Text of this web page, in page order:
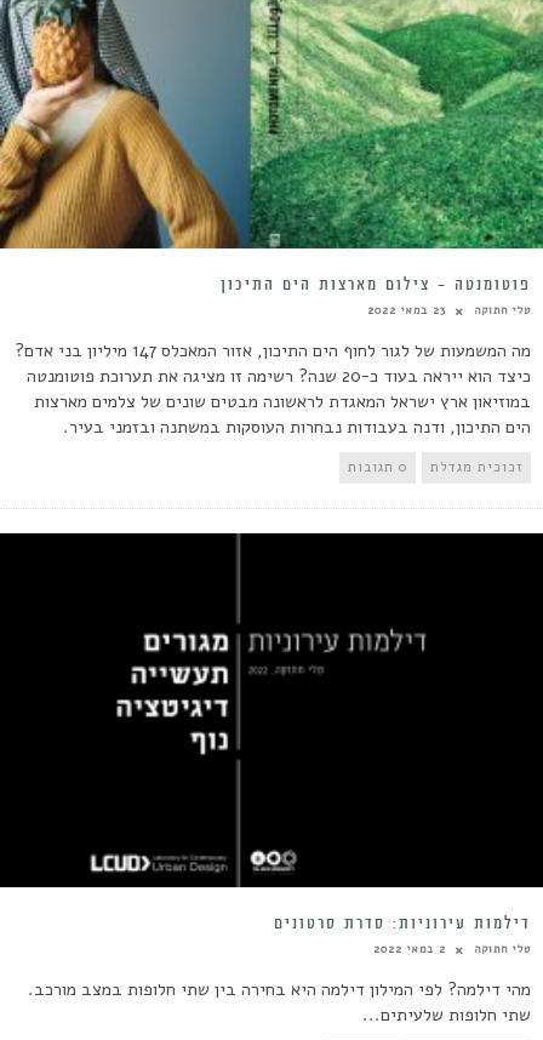
פוטומנטה – צילום מארצות הים התיכון
טלי חתוקה 23 במאי 2022
מה המשמעות של לגור לחוף הים התיכון, אזור המאכלס 147 מיליון בני אדם?
כיצד הוא ייראה בעוד כ-20 שנה? רשימה זו מציגה את תערוכת פוטומנטה
במוזיאון ארץ ישראל המאגדת לראשונה מבטים שונים של צלמים מארצות
הים התיכון, ודנה בעבודות נבחרות העוסקות במשתנה ובזמני בעיר.
זכוכית מגדלת 0 תגובות
דילמות עירוניות: סדרת סרטונים
טלי חתוקה 2 במאי 2022
מהי דילמה? לפי המילון דילמה היא בחירה בין שתי חלופות במצב מורכב.
שתי חלופות שלעיתים...